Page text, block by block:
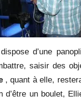
d’une
saisir des
, quant à elle,
un boulet,